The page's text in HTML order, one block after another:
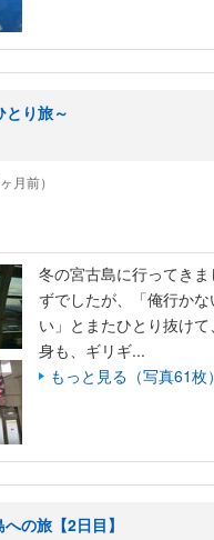
とり旅～
月前）
冬の宮古島に行ってき
ずでしたが、「俺行か
い」とまたひとり抜け
身も、ギリギ...
もっと見る（写真61枚）
の旅【2日目】